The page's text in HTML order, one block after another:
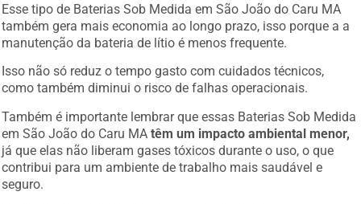
Esse tipo de Baterias Sob Medida em São João do Caru MA
também gera mais economia ao longo prazo, isso porque a a
manutenção da bateria de lítio é menos frequente.
Isso não só reduz o tempo gasto com cuidados técnicos,
como também diminui o risco de falhas operacionais.
Também é importante lembrar que essas Baterias Sob Medida
em São João do Caru MAtêm um impacto ambiental menor,
já que elas não liberam gases tóxicos durante o uso, o que
contribui para um ambiente de trabalho mais saudável e
seguro.